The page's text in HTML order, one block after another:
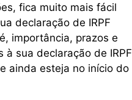
fica muito mais fácil
declaração de IRPF
importância, prazos e
à sua declaração de IRPF
ainda esteja no início do